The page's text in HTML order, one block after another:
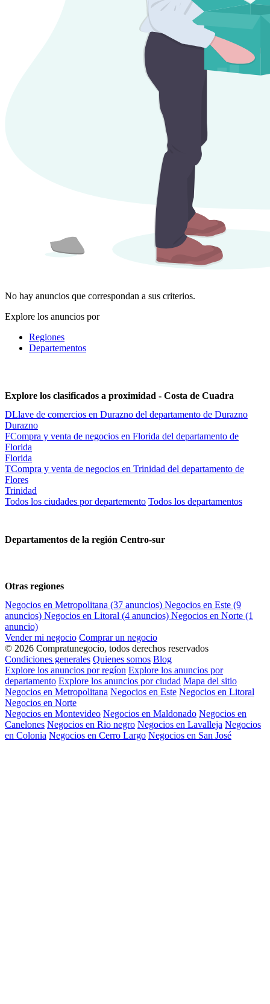
No hay anuncios que correspondan a sus criterios.
Explore los anuncios por
Regiones
Departementos
Explore los clasificados a proximidad - Costa de Cuadra
DLlave de comercios en Durazno del departamento de Durazno
Durazno
FCompra y venta de negocios en Florida del departamento de
Florida
Florida
TCompra y venta de negocios en Trinidad del departamento de
Flores
Trinidad
Todos los ciudades por departemento Todos los departamentos
Departamentos de la región Centro-sur
Otras regiones
Negocios en Metropolitana (37 anuncios) Negocios en Este (9
anuncios) Negocios en Litoral (4 anuncios) Negocios en Norte (1
anuncio)
Vender mi negocio Comprar un negocio
© 2026 Compratunegocio, todos derechos reservados
Condiciones generales Quienes somos Blog
Explore los anuncios por regíon Explore los anuncios por
departamento Explore los anuncios por ciudad Mapa del sitio
Negocios en Metropolitana Negocios en Este Negocios en Litoral
Negocios en Norte
Negocios en Montevideo Negocios en Maldonado Negocios en
Canelones Negocios en Rio negro Negocios en Lavalleja Negocios
en Colonia Negocios en Cerro Largo Negocios en San José